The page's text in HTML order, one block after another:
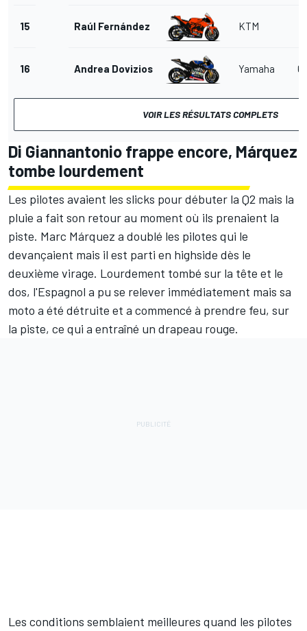
15 Raúl Fernández KTM
16 Andrea Dovizioso Yamaha 6
VOIR LES RÉSULTATS COMPLETS
Di Giannantonio frappe encore, Márquez
tombe lourdement
Les pilotes avaient les slicks pour débuter la Q2 mais la
pluie a fait son retour au moment où ils prenaient la
piste. Marc Márquez a doublé les pilotes qui le
devançaient mais il est parti en highside dès le
deuxième virage. Lourdement tombé sur la tête et le
dos, l'Espagnol a pu se relever immédiatement mais sa
moto a été détruite et a commencé à prendre feu, sur
la piste, ce qui a entraîné un drapeau rouge.
Les conditions semblaient meilleures quand les pilotes